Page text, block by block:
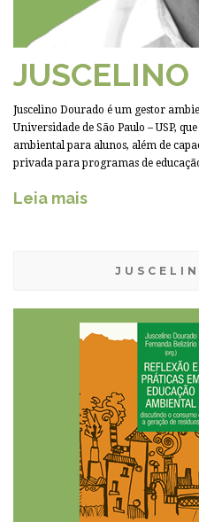
JUSCELINO
Juscelino Dourado é um gestor
Universidade de São Paulo – USP,
ambiental para alunos, além de
privada para programas de
Leia mais